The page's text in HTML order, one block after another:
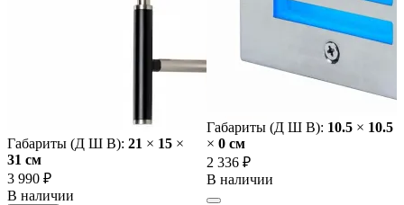
Габариты (Д Ш В): 21 × 15 ×
31 cм
3 990 ₽
В наличии
Габариты (Д Ш В): 10.5 × 10.5
× 0 cм
2 336 ₽
В наличии